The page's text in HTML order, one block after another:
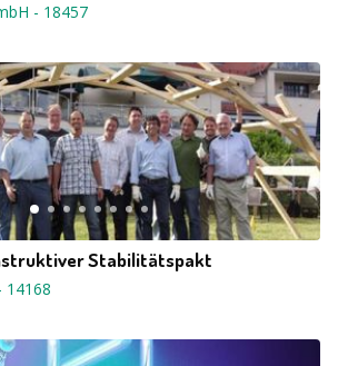
- 18457
Stabilitätspakt
14168